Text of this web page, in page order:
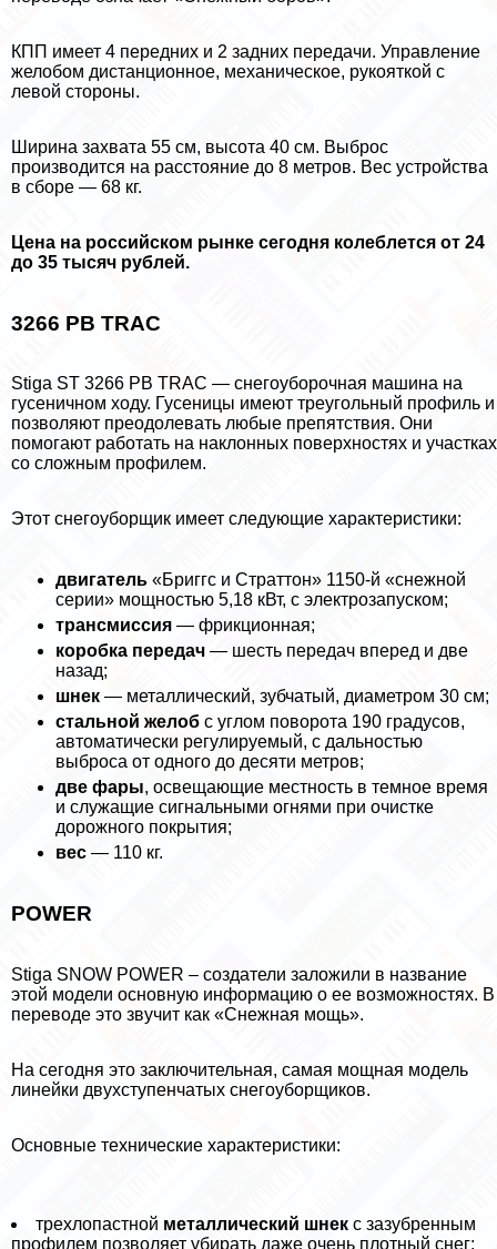
КПП имеет 4 передних и 2 задних передачи. Управление
желобом дистанционное, механическое, рукояткой с
левой стороны.
Ширина захвата 55 см, высота 40 см. Выброс
производится на расстояние до 8 метров. Вес устройства
в сборе — 68 кг.
Цена на российском рынке сегодня колeблется от 24
до 35 тысяч рублей.
3266 PB TRAC
Stiga ST 3266 PB TRAC — снегоуборочная машина на
гусеничном ходу. Гусеницы имеют треугольный профиль и
позволяют преодолевать любые препятствия. Они
помогают работать на наклонных поверхностях и участках
со сложным профилем.
Этот снегоуборщик имеет следующие хаpaктеристики:
двигатель «Бриггс и Страттон» 1150-й «снежной
серии» мощностью 5,18 кВт, с электрозапуском;
трaнcмиссия — фрикционная;
коробка передач — шесть передач вперед и две
назад;
шнек — металлический, зубчатый, диаметром 30 см;
стальной желоб с углом поворота 190 градусов,
автоматически регулируемый, с дальностью
выброса от одного до десяти метров;
две фары, освещающие местность в темное время
и служащие сигнальными огнями при очистке
дорожного покрытия;
вес — 110 кг.
POWER
Stiga SNOW POWER – создатели заложили в название
этой модели основную информацию о ее возможностях. В
переводе это звучит как «Снежная мощь».
На сегодня это заключительная, самая мощная модель
линейки двухступенчатых снегоуборщиков.
Основные технические хаpaктеристики:
трехлопастной металлический шнек с зазубренным
профилем позволяет убирать даже очень плотный снег;